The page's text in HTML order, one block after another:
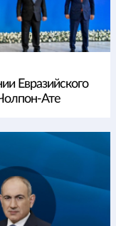
Евразийского
Ате